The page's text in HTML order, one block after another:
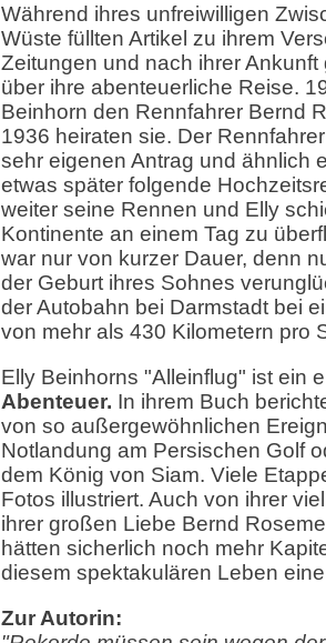
Während ihres unfreiwilligen
Wüste füllten Artikel zu ihrem
Zeitungen und nach ihrer
über ihre abenteuerliche Reise.
Beinhorn den Rennfahrer Bernd
1936 heiraten sie. Der
sehr eigenen Antrag und ähnlich
etwas später folgende
weiter seine Rennen und Elly
Kontinente an einem Tag zu
war nur von kurzer Dauer, denn
der Geburt ihres Sohnes
der Autobahn bei Darmstadt bei
von mehr als 430 Kilometern pro
Elly Beinhorns "Alleinflug" ist ein
Abenteuer. In ihrem Buch
von so außergewöhnlichen
Notlandung am Persischen Golf
dem König von Siam. Viele
Fotos illustriert. Auch von ihrer
ihrer großen Liebe Bernd
hätten sicherlich noch mehr
diesem spektakulären Leben
Zur Autorin: